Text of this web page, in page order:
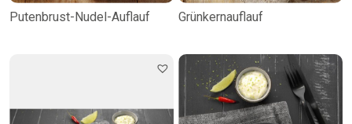
Putenbrust-Nudel-Auflauf Grünkernauflauf